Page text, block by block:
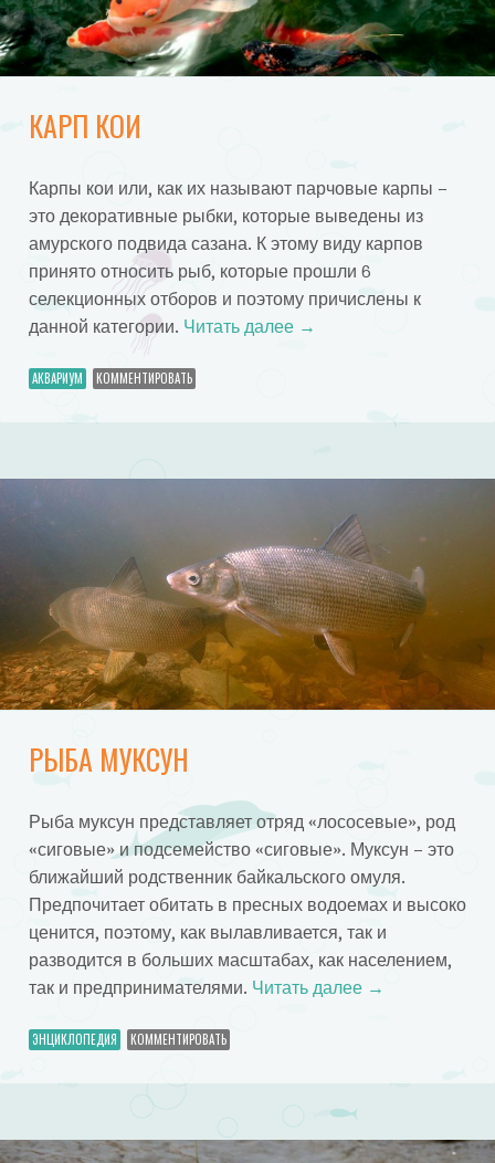
КАРП КОИ
Карпы кои или, как их называют парчовые карпы –
это декоративные рыбки, которые выведены из
амурского подвида сазана. К этому виду карпов
принято относить рыб, которые прошли 6
селекционных отборов и поэтому причислены к
данной категории. Читать далее →
АКВАРИУМ КОММЕНТИРОВАТЬ
РЫБА МУКСУН
Рыба муксун представляет отряд «лососевые», род
«сиговые» и подсемейство «сиговые». Муксун – это
ближайший родственник байкальского омуля.
Предпочитает обитать в пресных водоемах и высоко
ценится, поэтому, как вылавливается, так и
разводится в больших масштабах, как населением,
так и предпринимателями. Читать далее →
ЭНЦИКЛОПЕДИЯ КОММЕНТИРОВАТЬ